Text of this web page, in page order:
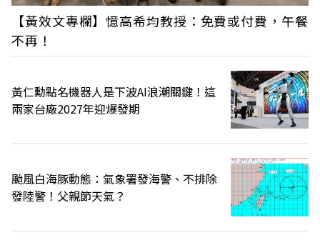
【黃效文專欄】憶高希均教授：免費或付費，午餐
不再！
黃仁勳點名機器人是下波AI浪潮關鍵！這
兩家台廠2027年迎爆發期
颱風白海豚動態：氣象署發海警、不排除
發陸警！父親節天氣？